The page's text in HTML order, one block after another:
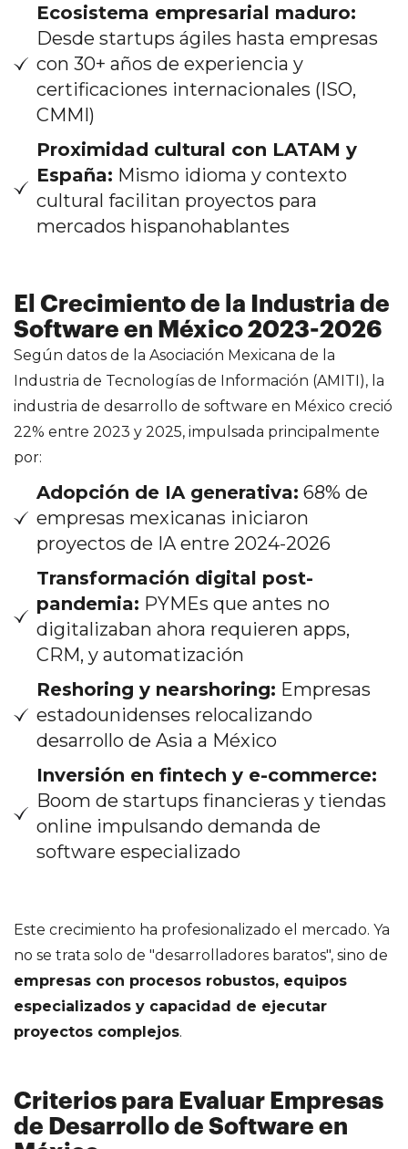
Ecosistema empresarial maduro:
Desde startups ágiles hasta empresas
con 30+ años de experiencia y
certificaciones internacionales (ISO,
CMMI)
Proximidad cultural con LATAM y
España: Mismo idioma y contexto
cultural facilitan proyectos para
mercados hispanohablantes
El Crecimiento de la Industria de
Software en México 2023-2026
Según datos de la Asociación Mexicana de la
Industria de Tecnologías de Información (AMITI), la
industria de desarrollo de software en México creció
22% entre 2023 y 2025, impulsada principalmente
por:
Adopción de IA generativa: 68% de
empresas mexicanas iniciaron
proyectos de IA entre 2024-2026
Transformación digital post-
pandemia: PYMEs que antes no
digitalizaban ahora requieren apps,
CRM, y automatización
Reshoring y nearshoring: Empresas
estadounidenses relocalizando
desarrollo de Asia a México
Inversión en fintech y e-commerce:
Boom de startups financieras y tiendas
online impulsando demanda de
software especializado
Este crecimiento ha profesionalizado el mercado. Ya
no se trata solo de "desarrolladores baratos", sino de
empresas con procesos robustos, equipos
especializados y capacidad de ejecutar
proyectos complejos.
Criterios para Evaluar Empresas
de Desarrollo de Software en